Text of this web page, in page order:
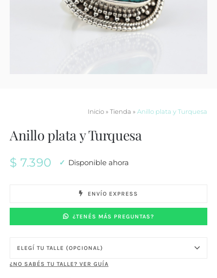
Inicio» Tienda » Anillo plata y Turquesa
Anillo plata y Turquesa
$ 7.390 Disponible ahora
ENVÍO EXPRESS
¿TENÉS MÁS PREGUNTAS?
¿NO SABÉS TU TALLE? VER GUÍA